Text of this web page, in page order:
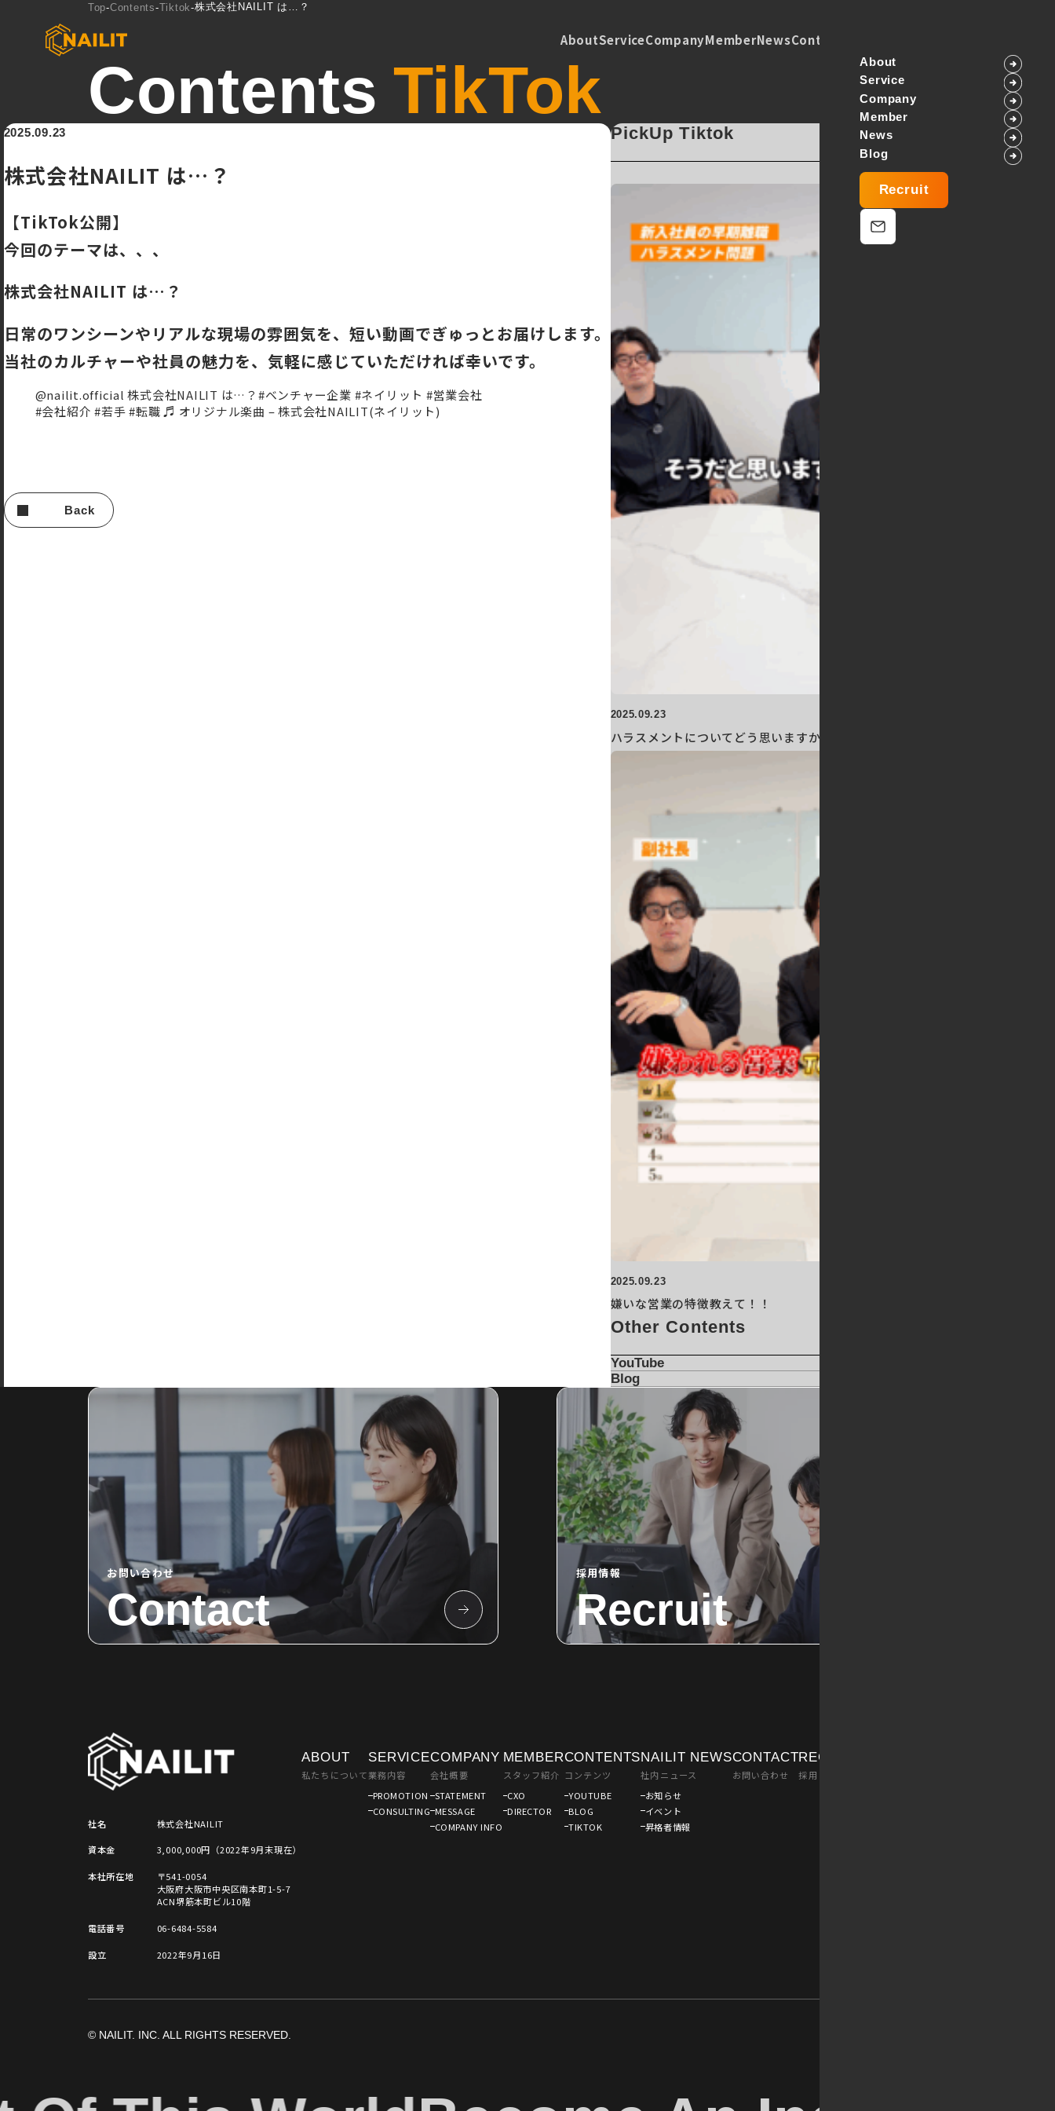
AboutServiceCompanyMemberNewsContents
About
Service
Company
Member
News
Blog
Recruit
Top-Contents-Tiktok-株式会社NAILIT は…？
Contents TikTok
2025.09.23
株式会社NAILIT は…？
【TikTok公開】
今回のテーマは、、、
株式会社NAILIT は…？
日常のワンシーンやリアルな現場の雰囲気を、短い動画でぎゅっとお届けします。
当社のカルチャーや社員の魅力を、気軽に感じていただければ幸いです。
@nailit.official 株式会社NAILIT は…？ #ベンチャー企業 #ネイリット #営業会社
#会社紹介 #若手#転職 ♬ オリジナル楽曲 – 株式会社NAILIT(ネイリット)
Back
PickUp Tiktok
2025.09.23
ハラスメントについてどう思いますか？
2025.09.23
嫌いな営業の特徴教えて！！
Other Contents
YouTube
Blog
お問い合わせ
Contact
採用情報
Recruit
社名 株式会社NAILIT
資本金 3,000,000円（2022年9月末現在）
本社所在地
〒541-0054
大阪府大阪市中央区南本町1-5-7
ACN堺筋本町ビル10階
電話番号 06-​6484-5584
設立 2022年9月16日
ABOUT
私たちについて
SERVICE
業務内容
PROMOTION
CONSULTING
COMPANY
会社概要
STATEMENT
MESSAGE
COMPANY INFO
MEMBER
スタッフ紹介
CXO
DIRECTOR
CONTENTS
コンテンツ
YOUTUBE
BLOG
TIKTOK
NAILIT NEWS
社内ニュース
お知らせ
イベント
昇格者情報
CONTACT
お問い合わせ
RECRUIT
採用
© NAILIT. INC. ALL RIGHTS RESERVED.